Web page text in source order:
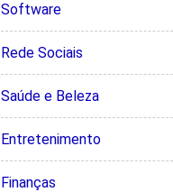
Software
Rede Sociais
Saúde e Beleza
Entretenimento
Finanças